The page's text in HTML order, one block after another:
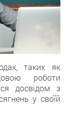
таких як
роботи
досвідом з
у своїй